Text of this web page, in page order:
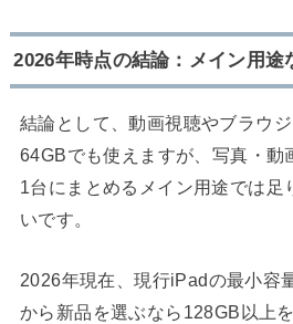
2026年時点の結論：メイン用途
結論として、動画視聴やブラウ
64GBでも使えますが、写真・動
1台にまとめるメイン用途では足
いです。
2026年現在、現行iPadの最小容
から新品を選ぶなら128GB以上